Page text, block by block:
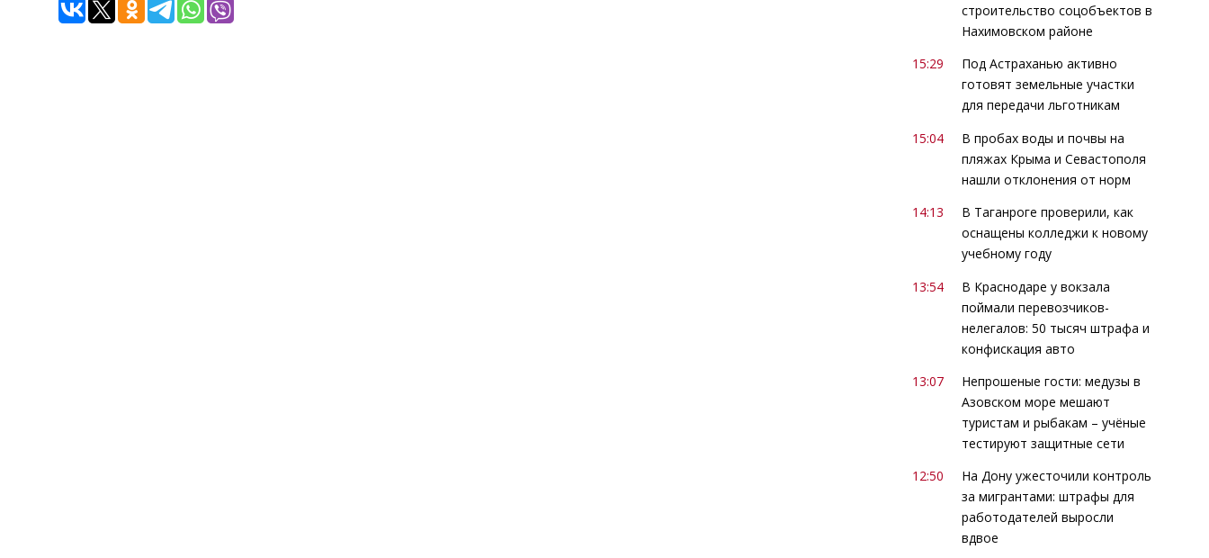
строительство соцобъектов в
Нахимовском районе
15:29
Под Астраханью активно
готовят земельные участки
для передачи льготникам
15:04
В пробах воды и почвы на
пляжах Крыма и Севастополя
нашли отклонения от норм
14:13
В Таганроге проверили, как
оснащены колледжи к новому
учебному году
13:54
В Краснодаре у вокзала
поймали перевозчиков-
нелегалов: 50 тысяч штрафа и
конфискация авто
13:07
Непрошеные гости: медузы в
Азовском море мешают
туристам и рыбакам – учёные
тестируют защитные сети
12:50
На Дону ужесточили контроль
за мигрантами: штрафы для
работодателей выросли
вдвое